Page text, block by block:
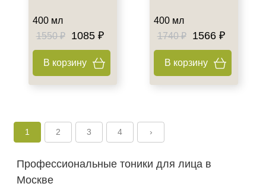
400 мл
1550 ₽
1085 ₽
В корзину
400 мл
1740 ₽
1566 ₽
В корзину
1 2 3 4 ›
Профессиональные тоники для лица в
Москве